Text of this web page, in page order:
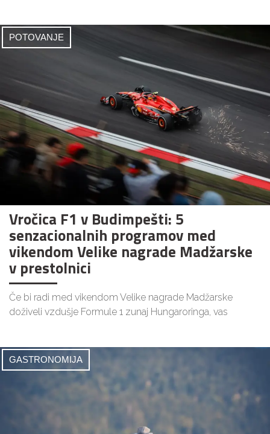
POTOVANJE
Vročica F1 v Budimpešti: 5
senzacionalnih programov med
vikendom Velike nagrade Madžarske
v prestolnici
Če bi radi med vikendom Velike nagrade Madžarske
doživeli vzdušje Formule 1 zunaj Hungaroringa, vas
GASTRONOMIJA